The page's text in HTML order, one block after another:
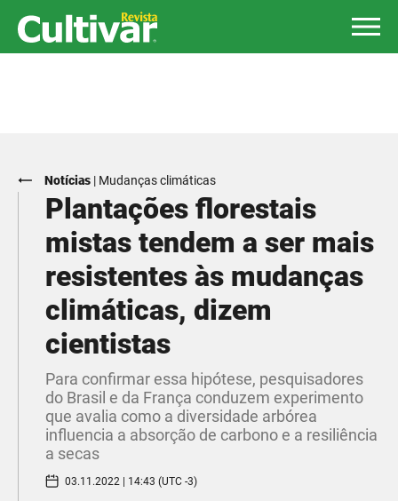
Notícias | Mudanças climáticas
Plantações florestais
mistas tendem a ser mais
resistentes às mudanças
climáticas, dizem
cientistas
Para confirmar essa hipótese, pesquisadores
do Brasil e da França conduzem experimento
que avalia como a diversidade arbórea
influencia a absorção de carbono e a resiliência
a secas
03.11.2022 | 14:43 (UTC -3)